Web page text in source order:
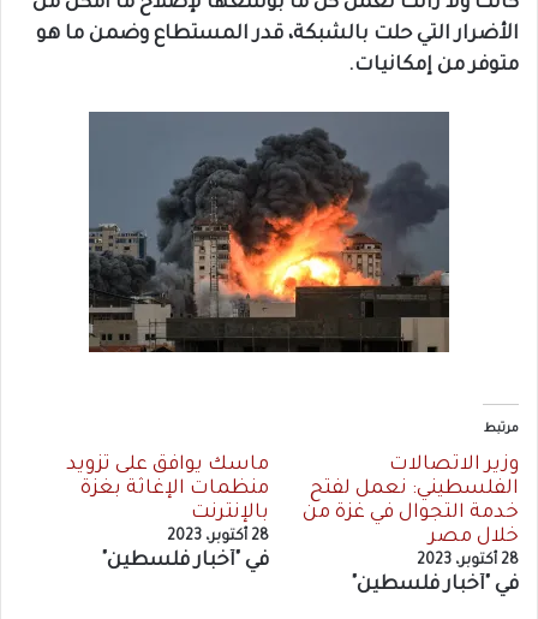
الأضرار التي حلت بالشبكة، قدر المستطاع وضمن ما هو
متوفر من إمكانيات.
مرتبط
وزير الاتصالات
الفلسطيني: نعمل لفتح
خدمة التجوال في غزة من
خلال مصر
28 أكتوبر، 2023
في "أخبار فلسطين"
ماسك يوافق على تزويد
منظمات الإغاثة بغزة
بالإنترنت
28 أكتوبر، 2023
في "أخبار فلسطين"